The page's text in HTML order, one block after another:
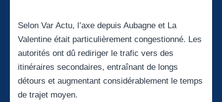
Selon Var Actu, l’axe depuis Aubagne et La
Valentine était particulièrement congestionné. Les
autorités ont dû rediriger le trafic vers des
itinéraires secondaires, entraînant de longs
détours et augmentant considérablement le temps
de trajet moyen.